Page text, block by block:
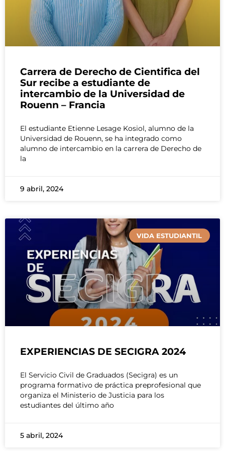
Carrera de Derecho de Cientifica del
Sur recibe a estudiante de
intercambio de la Universidad de
Rouenn – Francia
El estudiante Etienne Lesage Kosiol, alumno de la
Universidad de Rouenn, se ha integrado como
alumno de intercambio en la carrera de Derecho de
la
9 abril, 2024
VIDA ESTUDIANTIL
EXPERIENCIAS DE SECIGRA 2024
El Servicio Civil de Graduados (Secigra) es un
programa formativo de práctica preprofesional que
organiza el Ministerio de Justicia para los
estudiantes del último año
5 abril, 2024